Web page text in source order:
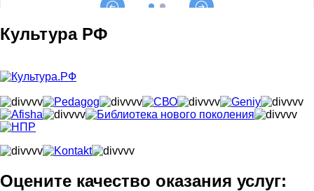
Культура РФ
Оцените качество оказания услуг: